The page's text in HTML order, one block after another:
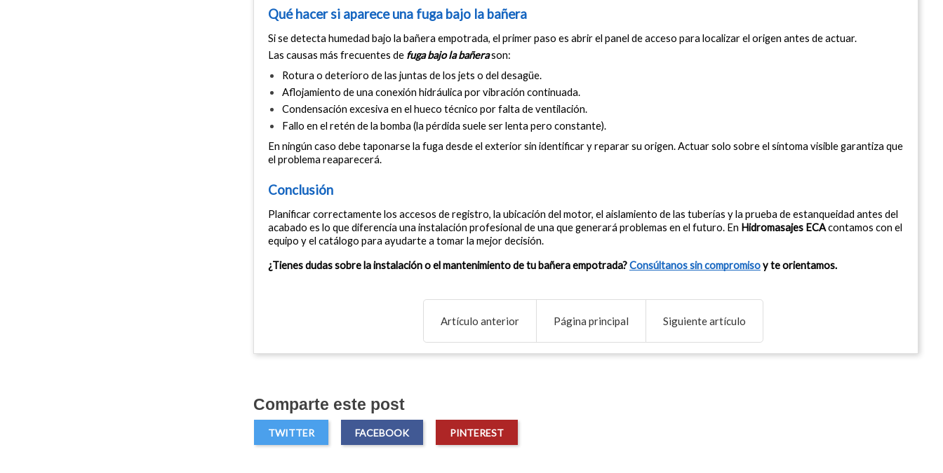
Qué hacer si aparece una fuga bajo la bañera
Si se detecta humedad bajo la bañera empotrada, el primer paso es abrir el panel de acceso para localizar el origen antes de actuar.
Las causas más frecuentes de fuga bajo la bañera son:
Rotura o deterioro de las juntas de los jets o del desagüe.
Aflojamiento de una conexión hidráulica por vibración continuada.
Condensación excesiva en el hueco técnico por falta de ventilación.
Fallo en el retén de la bomba (la pérdida suele ser lenta pero constante).
En ningún caso debe taponarse la fuga desde el exterior sin identificar y reparar su origen. Actuar solo sobre el síntoma visible garantiza que
el problema reaparecerá.
Conclusión
Planificar correctamente los accesos de registro, la ubicación del motor, el aislamiento de las tuberías y la prueba de estanqueidad antes del
acabado es lo que diferencia una instalación profesional de una que generará problemas en el futuro. En Hidromasajes ECA contamos con el
equipo y el catálogo para ayudarte a tomar la mejor decisión.
¿Tienes dudas sobre la instalación o el mantenimiento de tu bañera empotrada? Consúltanos sin compromiso y te orientamos.
Artículo anterior Página principal Siguiente artículo
Comparte este post
TWITTER FACEBOOK PINTEREST